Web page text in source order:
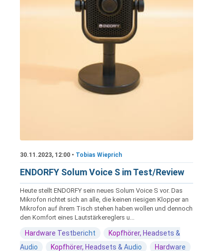
30.11.2023, 12:00 • Tobias Wieprich
ENDORFY Solum Voice S im Test/Review
Heute stellt ENDORFY sein neues Solum Voice S vor. Das
Mikrofon richtet sich an alle, die keinen riesigen Klopper an
Mikrofon auf ihrem Tisch stehen haben wollen und dennoch
den Komfort eines Lautstärkereglers u...
Hardware Testbericht
Kopfhörer, Headsets &
Audio
Kopfhörer, Headsets & Audio Hardware